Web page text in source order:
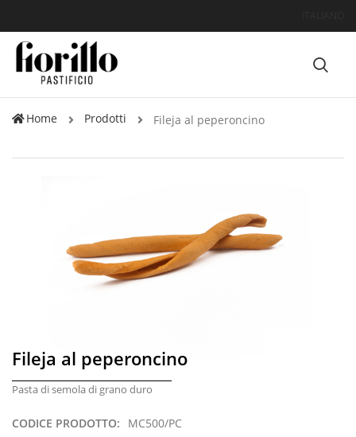
Home Prodotti Fileja al peperoncino
Fileja al peperoncino
Pasta di semola di grano duro
CODICE PRODOTTO: MC500/PC